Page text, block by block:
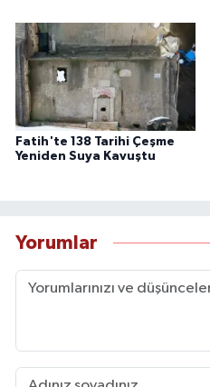
Fatih'te 138 Tarihi Çeşme
Yeniden Suya Kavuştu
Yorumlar